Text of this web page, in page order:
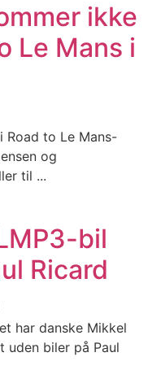
ikke
Le Mans i
to Le Mans-
og
til ...
bil
Ricard
har danske Mikkel
uden biler på Paul